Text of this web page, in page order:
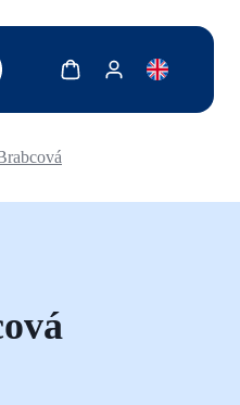
Add description for reader
Zobrazit košíkZobrazit můj účet